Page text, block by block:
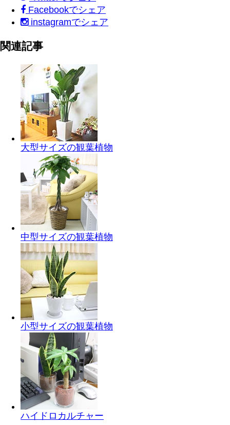
Facebookでシェア
instagramでシェア
関連記事
大型サイズの観葉植物
中型サイズの観葉植物
小型サイズの観葉植物
ハイドロカルチャー